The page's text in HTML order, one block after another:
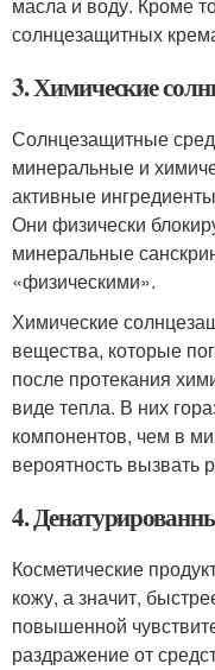
масла и воду. Кроме
солнцезащитных
3. Химические
Солнцезащитные
минеральные и
активные
Они физически
минеральные
«физическими».
Химические
вещества, которые
после протекания
виде тепла. В них
компонентов, чем в
вероятность
4.
Косметические
кожу, а значит,
повышенной
раздражение от